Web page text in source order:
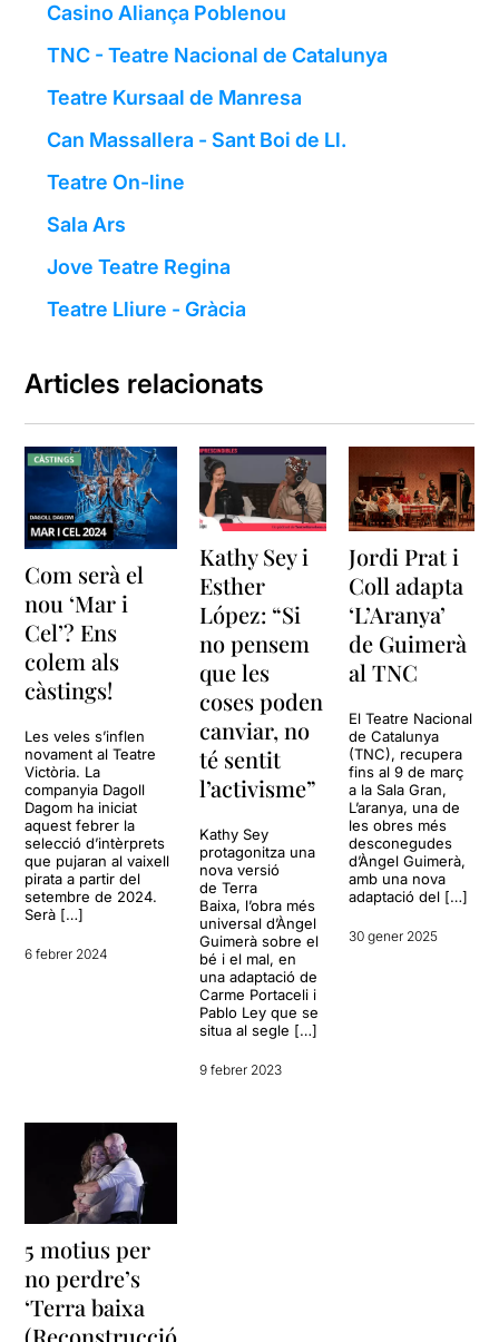
Casino Aliança Poblenou
TNC - Teatre Nacional de Catalunya
Teatre Kursaal de Manresa
Can Massallera - Sant Boi de Ll.
Teatre On-line
Sala Ars
Jove Teatre Regina
Teatre Lliure - Gràcia
Articles relacionats
Com serà el
nou ‘Mar i
Cel’? Ens
colem als
càstings!
Les veles s’inflen
novament al Teatre
Victòria. La
companyia Dagoll
Dagom ha iniciat
aquest febrer la
selecció d’intèrprets
que pujaran al vaixell
pirata a partir del
setembre de 2024.
Serà […]
6 febrer 2024
Kathy Sey i
Esther
López: “Si
no pensem
que les
coses poden
canviar, no
té sentit
l’activisme”
Kathy Sey
protagonitza una
nova versió
de Terra
Baixa, l’obra més
universal d’Àngel
Guimerà sobre el
bé i el mal, en
una adaptació de
Carme Portaceli i
Pablo Ley que se
situa al segle […]
9 febrer 2023
Jordi Prat i
Coll adapta
‘L’Aranya’
de Guimerà
al TNC
El Teatre Nacional
de Catalunya
(TNC), recupera
fins al 9 de març
a la Sala Gran,
L’aranya, una de
les obres més
desconegudes
d’Àngel Guimerà,
amb una nova
adaptació del […]
30 gener 2025
5 motius per
no perdre’s
‘Terra baixa